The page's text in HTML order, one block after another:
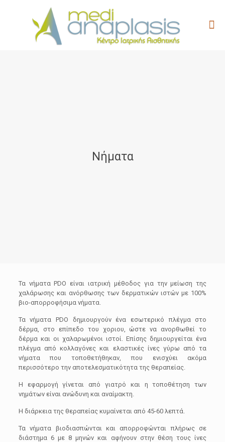
Νήματα
Τα νήματα PDO είναι ιατρική μέθοδος για την μείωση της
χαλάρωσης και ανόρθωσης των δερματικών ιστών με 100%
βιο-απορροφήσιμα νήματα.
Τα νήματα PDO δημιουργούν ένα εσωτερικό πλέγμα στο
δέρμα, στο επίπεδο του χοριου, ώστε να ανορθωθεί το
δέρμα και οι χαλαρωμένοι ιστοί. Επίσης δημιουργείται ένα
πλέγμα από κολλαγόνες και ελαστικές ίνες γύρω από τα
νήματα που τοποθετήθηκαν, που ενισχύει ακόμα
περισσότερο την αποτελεσματικότητα της θεραπείας.
Η εφαρμογή γίνεται από γιατρό και η τοποθέτηση των
νημάτων είναι ανώδυνη και αναίμακτη.
Η διάρκεια της θεραπείας κυμαίνεται από 45-60 λεπτά.
Τα νήματα βιοδιασπώνται και απορροφώνται πλήρως σε
διάστημα 6 με 8 μηνών και αφήνουν στην θέση τους ίνες